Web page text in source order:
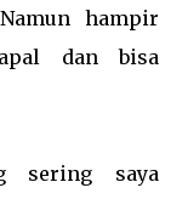
hampir
dan bisa
sering saya